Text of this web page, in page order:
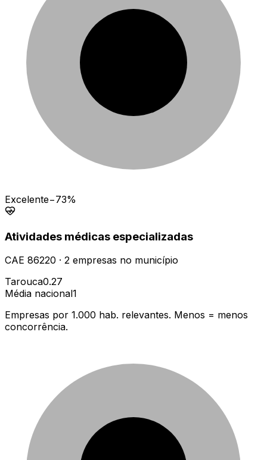
Excelente−73%
Atividades médicas especializadas
CAE 86220 · 2 empresas no município
Tarouca0.27
Média nacional1
Empresas por 1.000 hab. relevantes. Menos = menos
concorrência.